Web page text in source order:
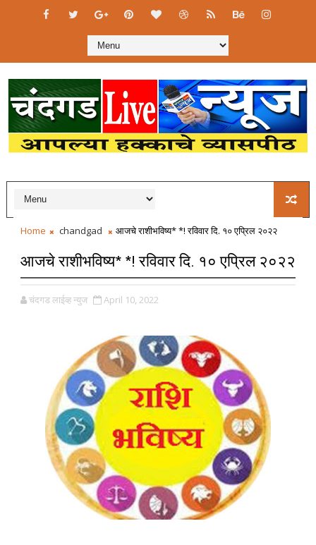
Home chandgad आजचे राशीभविष्य* *! रविवार दि. १० एप्रिल २०२२
आजचे राशीभविष्य* *! रविवार दि. १० एप्रिल २०२२
चंदगड लाईव्ह न्युज April 10, 2022